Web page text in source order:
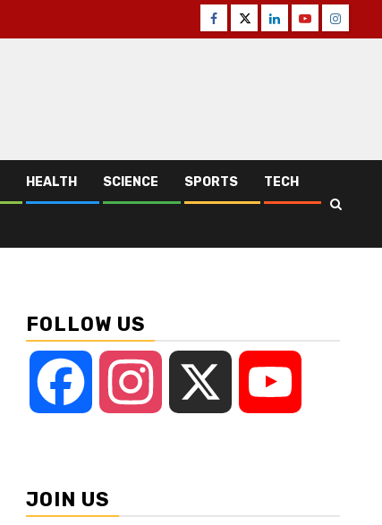
Facebook
TwitterLinkedinYoutube
HEALTH SCIENCE SPORTS TECH
FOLLOW US
Facebook Instagram
JOIN US